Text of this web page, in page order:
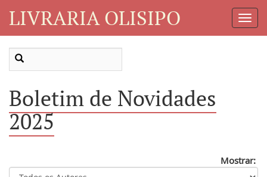
LIVRARIA OLISIPO
Boletim de Novidades
2025
Mostrar: